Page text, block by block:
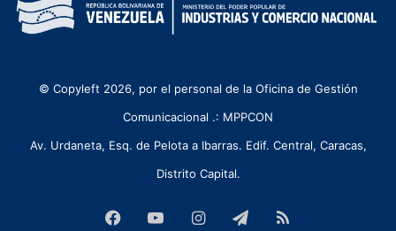
© Copyleft 2026, por el personal de la Oficina de Gestión
Comunicacional .: MPPCON
Av. Urdaneta, Esq. de Pelota a Ibarras. Edif. Central, Caracas,
Distrito Capital.
FacebookYouTubeInstagramTelegram